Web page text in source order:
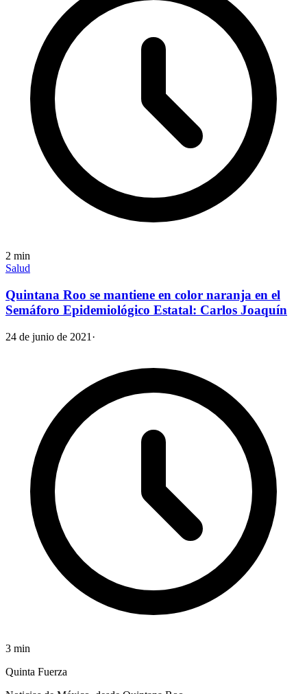
2 min
Salud
Quintana Roo se mantiene en color naranja en el
Semáforo Epidemiológico Estatal: Carlos Joaquín
24 de junio de 2021 ·
3 min
Quinta Fuerza